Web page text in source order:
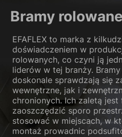
Bramy
EFAFLEX to marka z
doświadczeniem w
rolowanych, co czyni ją
liderów w tej branży. Bramy
doskonale sprawdzają się
wewnętrzne, jak i
chronionych. Ich zaletą
zaoszczędzić sporo
stosować w miejscach, w
montaż prowadnic